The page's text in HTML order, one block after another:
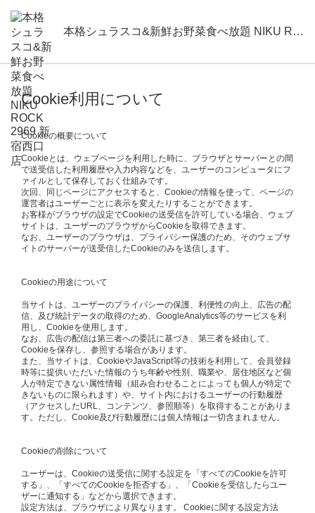
本格シュラスコ&新鮮お野菜食べ放題 NIKU ROCK 2969 新宿西口店
Cookie利用について
Cookieの概要について
Cookieとは、ウェブページを利用した時に、ブラウザとサーバーとの間
で送受信した利用履歴や入力内容などを、ユーザーのコンピュータにフ
ァイルとして保存しておく仕組みです。
次回、同じページにアクセスすると、Cookieの情報を使って、ページの
運営者はユーザーごとに表示を変えたりすることができます。
お客様がブラウザの設定でCookieの送受信を許可している場合、ウェブ
サイトは、ユーザーのブラウザからCookieを取得できます。
なお、ユーザーのブラウザは、プライバシー保護のため、そのウェブサ
イトのサーバーが送受信したCookieのみを送信します。
Cookieの用途について
当サイトは、ユーザーのプライバシーの保護、利便性の向上、広告の配
信、及び統計データの取得のため、GoogleAnalytics等のサービスを利
用し、Cookieを使用します。
なお、広告の配信は第三者への委託に基づき、第三者を経由して、
Cookieを保存し、参照する場合があります。
また、当サイトは、CookieやJavaScript等の技術を利用して、会員登録
時等に提供いただいた情報のうち年齢や性別、職業や、居住地区など個
人が特定できない属性情報（組み合わせることによっても個人が特定で
きないものに限られます）や、サイト内におけるユーザーの行動履歴
（アクセスしたURL、コンテンツ、参照順等）を取得することがありま
す。ただし、Cookie及び行動履歴には個人情報は一切含まれません。
Cookieの削除について
ユーザーは、Cookieの送受信に関する設定を「すべてのCookieを許可
する」、「すべてのCookieを拒否する」、「Cookieを受信したらユー
ザーに通知する」などから選択できます。
設定方法は、ブラウザにより異なります。 Cookieに関する設定方法